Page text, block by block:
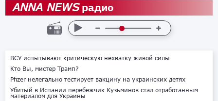
ANNA NEWSрадио
ВСУ испытывают критическую нехватку живой силы
Кто Вы, мистер Трамп?
Pfizer нелегально тестирует вакцину на украинских детях
Убитый в Испании перебежчик Кузьминов стал отработанным
материалом для Украины